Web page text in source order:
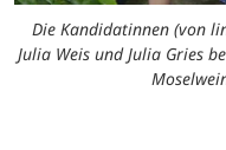
Die Kandidatinnen (von
Julia Weis und Julia Gries